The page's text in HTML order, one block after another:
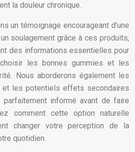
la douleur chronique.
un témoignage encourageant d’une
soulagement grâce à ces produits,
des informations essentielles pour
les bonnes gummies et les
Nous aborderons également les
et les potentiels effets secondaires
informé avant de faire
comment cette option naturelle
changer votre perception de la
quotidien.